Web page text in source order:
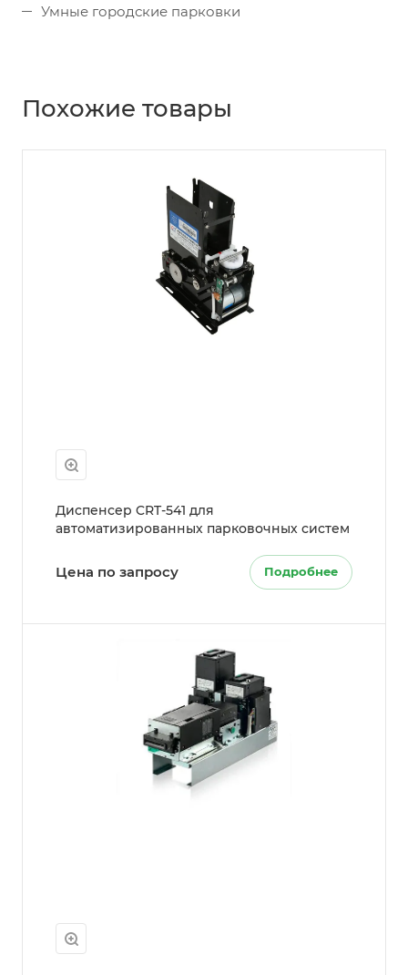
Умные городские парковки
Похожие товары
Диспенсер CRT-541 для
автоматизированных парковочных систем
Цена по запросу Подробнее